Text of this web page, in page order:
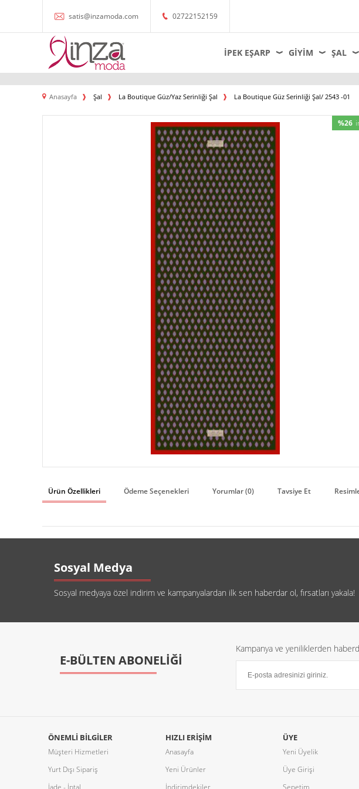
satis@inzamoda.com 02722152159
İPEK EŞARP GIYIM ŞAL
Anasayfa Şal La Boutique Güz/Yaz Serinliği Şal La Boutique Güz Serinliği Şal/ 2543 -01
%26
Ürün Özellikleri Ödeme Seçenekleri Yorumlar (0) Tavsiye Et
Sosyal Medya
Sosyal medyaya özel indirim ve kampanyalardan ilk sen haberdar ol, fırsatları yakala!
E-BÜLTEN ABONELİĞİ
Kampanya ve yeniliklerden
ÖNEMLI BILGILER
Müşteri Hizmetleri
Yurt Dışı Sipariş
İade - İptal
HIZLI ERIŞIM
Anasayfa
Yeni Ürünler
İndirimdekiler
ÜYE
Yeni Üyelik
Üye Girişi
Sepetim